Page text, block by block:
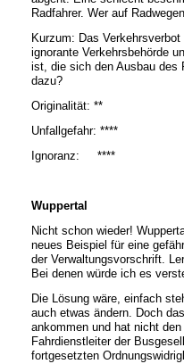
Radfahrer. Wer auf
Kurzum: Das
ignorante Verkehrsbehörde
ist, die sich den Ausbau des
dazu?
Originalität: **
Unfallgefahr: ****
Ignoranz: ****
Wuppertal
Nicht schon wieder!
neues Beispiel für eine
der Verwaltungsvorschrift.
Bei denen würde ich es
Die Lösung wäre, einfach
auch etwas ändern. Doch
ankommen und hat nicht
Fahrdienstleiter der
fortgesetzten